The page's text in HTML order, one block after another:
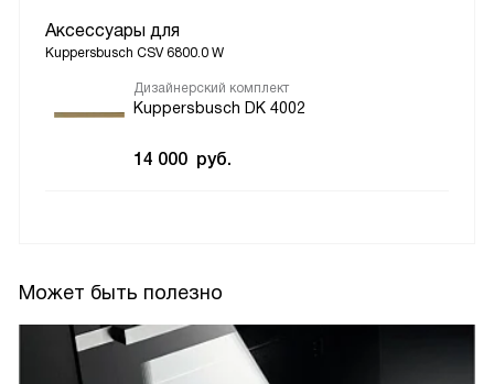
Аксессуары для
Kuppersbusch CSV 6800.0 W
Дизайнерский комплект
Kuppersbusch DK 4002
14 000 руб.
Может быть полезно